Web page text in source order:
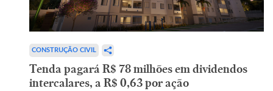
CONSTRUÇÃO CIVIL
Tenda pagará R$ 78 milhões em dividendos
intercalares, a R$ 0,63 por ação